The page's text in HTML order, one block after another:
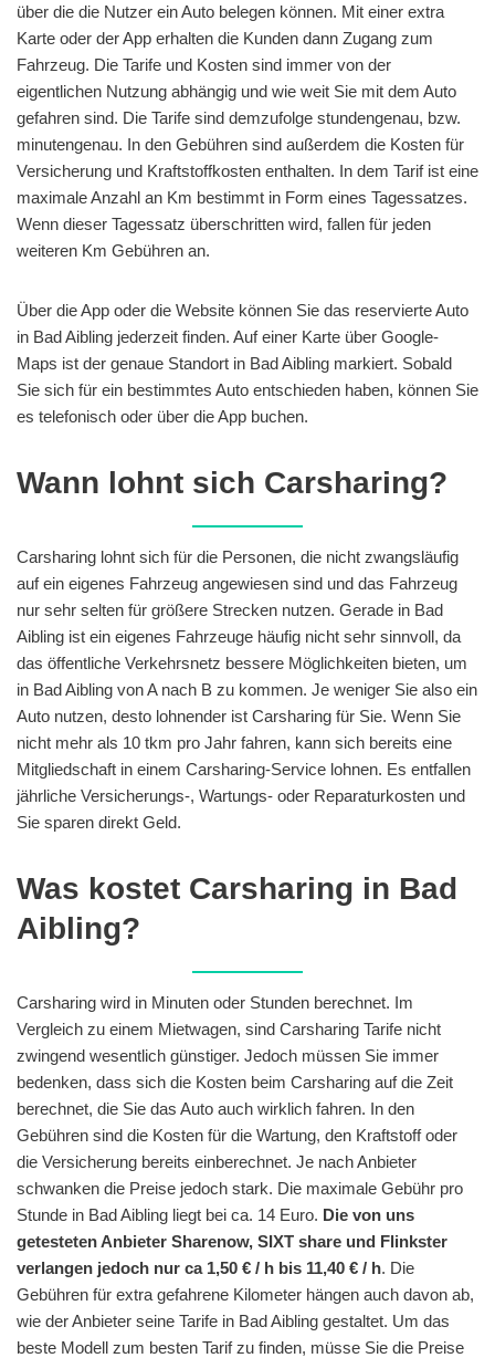
über die die Nutzer ein Auto belegen können. Mit einer extra
Karte oder der App erhalten die Kunden dann Zugang zum
Fahrzeug. Die Tarife und Kosten sind immer von der
eigentlichen Nutzung abhängig und wie weit Sie mit dem Auto
gefahren sind. Die Tarife sind demzufolge stundengenau, bzw.
minutengenau. In den Gebühren sind außerdem die Kosten für
Versicherung und Kraftstoffkosten enthalten. In dem Tarif ist eine
maximale Anzahl an Km bestimmt in Form eines Tagessatzes.
Wenn dieser Tagessatz überschritten wird, fallen für jeden
weiteren Km Gebühren an.
Über die App oder die Website können Sie das reservierte Auto
in Bad Aibling jederzeit finden. Auf einer Karte über Google-
Maps ist der genaue Standort in Bad Aibling markiert. Sobald
Sie sich für ein bestimmtes Auto entschieden haben, können Sie
es telefonisch oder über die App buchen.
Wann lohnt sich Carsharing?
Carsharing lohnt sich für die Personen, die nicht zwangsläufig
auf ein eigenes Fahrzeug angewiesen sind und das Fahrzeug
nur sehr selten für größere Strecken nutzen. Gerade in Bad
Aibling ist ein eigenes Fahrzeuge häufig nicht sehr sinnvoll, da
das öffentliche Verkehrsnetz bessere Möglichkeiten bieten, um
in Bad Aibling von A nach B zu kommen. Je weniger Sie also ein
Auto nutzen, desto lohnender ist Carsharing für Sie. Wenn Sie
nicht mehr als 10 tkm pro Jahr fahren, kann sich bereits eine
Mitgliedschaft in einem Carsharing-Service lohnen. Es entfallen
jährliche Versicherungs-, Wartungs- oder Reparaturkosten und
Sie sparen direkt Geld.
Was kostet Carsharing in Bad
Aibling?
Carsharing wird in Minuten oder Stunden berechnet. Im
Vergleich zu einem Mietwagen, sind Carsharing Tarife nicht
zwingend wesentlich günstiger. Jedoch müssen Sie immer
bedenken, dass sich die Kosten beim Carsharing auf die Zeit
berechnet, die Sie das Auto auch wirklich fahren. In den
Gebühren sind die Kosten für die Wartung, den Kraftstoff oder
die Versicherung bereits einberechnet. Je nach Anbieter
schwanken die Preise jedoch stark. Die maximale Gebühr pro
Stunde in Bad Aibling liegt bei ca. 14 Euro. Die von uns
getesteten Anbieter Sharenow, SIXT share und Flinkster
verlangen jedoch nur ca 1,50 € / h bis 11,40 € / h. Die
Gebühren für extra gefahrene Kilometer hängen auch davon ab,
wie der Anbieter seine Tarife in Bad Aibling gestaltet. Um das
beste Modell zum besten Tarif zu finden, müsse Sie die Preise